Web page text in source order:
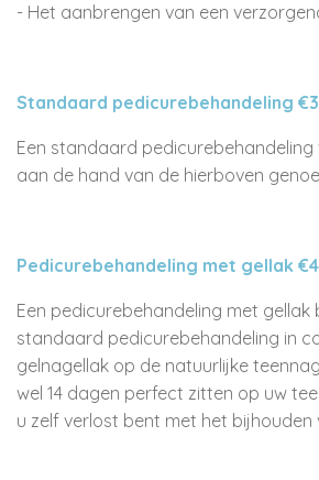
- Het aanbrengen van een
Standaard pedicurebehandeling
Een standaard
aan de hand van de hierboven
Pedicurebehandeling met gellak
Een pedicurebehandeling met gellak
standaard pedicurebehandeling in
gelnagellak op de natuurlijke
wel 14 dagen perfect zitten op uw
u zelf verlost bent met het bijhouden